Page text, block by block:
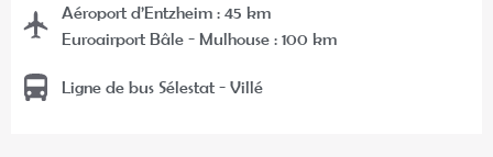
Aéroport d’Entzheim : 45 km
Euroairport Bâle - Mulhouse : 100 km
Ligne de bus Sélestat - Villé